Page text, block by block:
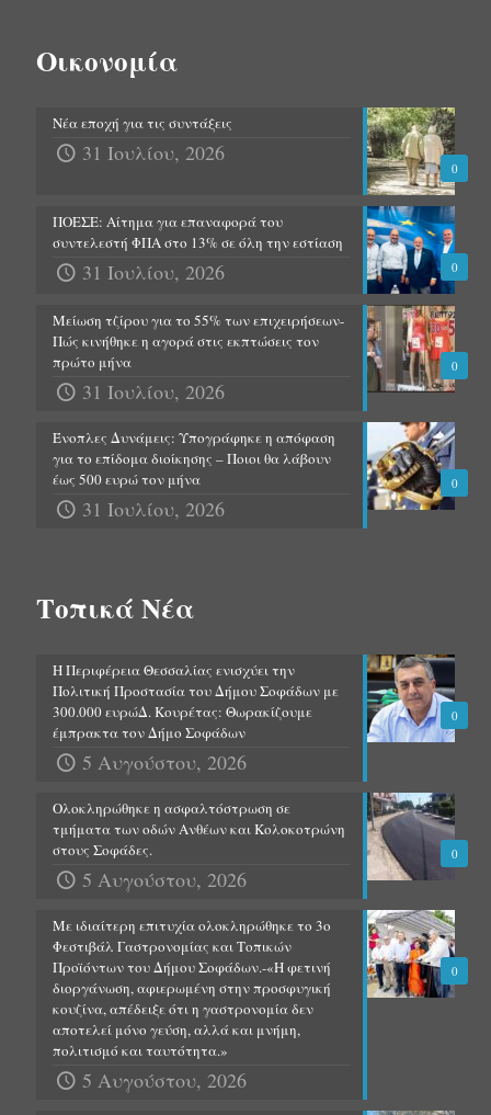
Οικονομία
0
Νέα εποχή για τις συντάξεις
31 Ιουλίου, 2026
0
ΠΟΕΣΕ: Αίτημα για επαναφορά του
συντελεστή ΦΠΑ στο 13% σε όλη την εστίαση
31 Ιουλίου, 2026
0
Μείωση τζίρου για το 55% των επιχειρήσεων-
Πώς κινήθηκε η αγορά στις εκπτώσεις τον
πρώτο μήνα
31 Ιουλίου, 2026
0
Ένοπλες Δυνάμεις: Υπογράφηκε η απόφαση
για το επίδομα διοίκησης – Ποιοι θα λάβουν
έως 500 ευρώ τον μήνα
31 Ιουλίου, 2026
Τοπικά Νέα
0
Η Περιφέρεια Θεσσαλίας ενισχύει την
Πολιτική Προστασία του Δήμου Σοφάδων με
300.000 ευρώΔ. Κουρέτας: Θωρακίζουμε
έμπρακτα τον Δήμο Σοφάδων
5 Αυγούστου, 2026
0
Ολοκληρώθηκε η ασφαλτόστρωση σε
τμήματα των οδών Ανθέων και Κολοκοτρώνη
στους Σοφάδες.
5 Αυγούστου, 2026
0
Με ιδιαίτερη επιτυχία ολοκληρώθηκε το 3ο
Φεστιβάλ Γαστρονομίας και Τοπικών
Προϊόντων του Δήμου Σοφάδων.-«Η φετινή
διοργάνωση, αφιερωμένη στην προσφυγική
κουζίνα, απέδειξε ότι η γαστρονομία δεν
αποτελεί μόνο γεύση, αλλά και μνήμη,
πολιτισμό και ταυτότητα.»
5 Αυγούστου, 2026